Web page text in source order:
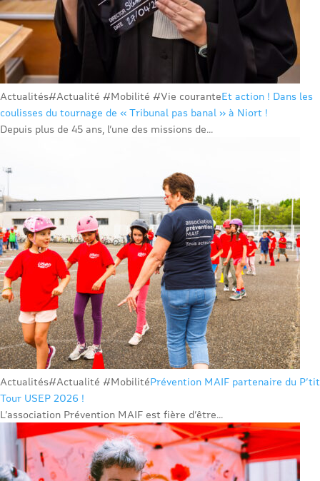
Actualités#Actualité #Mobilité #Vie couranteEt action ! Dans les
coulisses du tournage de « Tribunal pas banal » à Niort !
Depuis plus de 45 ans, l’une des missions de...
Actualités#Actualité #MobilitéPrévention MAIF partenaire du P’tit
Tour USEP 2026 !
L’association Prévention MAIF est fière d’être...